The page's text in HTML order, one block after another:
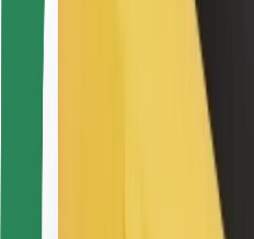
Avtopark sahibləri üçün
Restoranlar üçün
Biznes üçün Bolt